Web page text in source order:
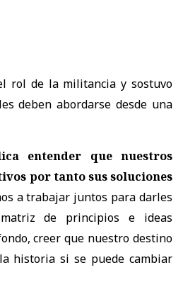
rol de la militancia y sostuvo
deben abordarse desde una
entender que nuestros
por tanto sus soluciones
a trabajar juntos para darles
de principios e ideas
creer que nuestro destino
historia si se puede cambiar